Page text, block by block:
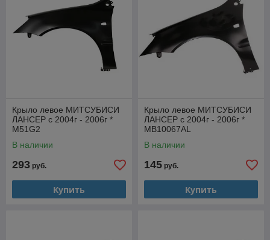
Крыло левое МИТСУБИСИ
ЛАНСЕР с 2004г - 2006г *
M51G2
В наличии
293 руб.
Купить
Крыло левое МИТСУБИСИ
ЛАНСЕР с 2004г - 2006г *
MB10067AL
В наличии
145 руб.
Купить